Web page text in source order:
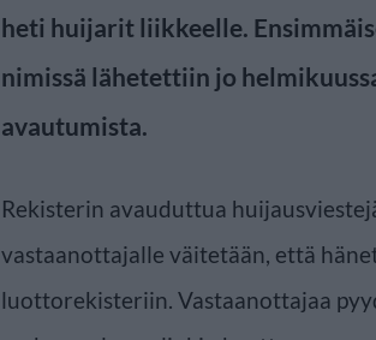
heti huijarit liikkeelle.
nimissä lähetettiin jo
avautumista.
Rekisterin avauduttua
vastaanottajalle väitetään, että
luottorekisteriin. Vastaanottajaa